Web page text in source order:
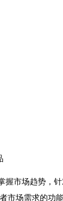
市场趋势，
市场需求的功